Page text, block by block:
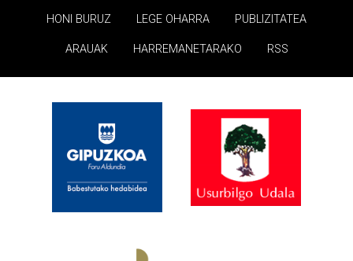
HONI BURUZ LEGE OHARRA PUBLIZITATEA
ARAUAK HARREMANETARAKO RSS